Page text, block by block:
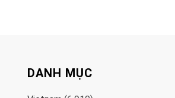
DANH MỤC